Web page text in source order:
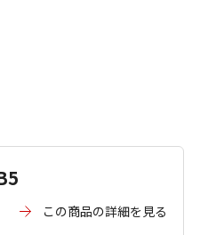
この商品の詳細を見る